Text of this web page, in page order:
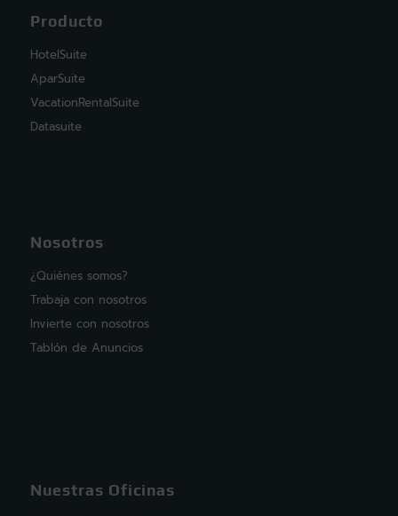
Producto
HotelSuite
AparSuite
VacationRentalSuite
Datasuite
Nosotros
¿Quiénes somos?
Trabaja con nosotros
Invierte con nosotros
Tablón de Anuncios
Nuestras Oficinas